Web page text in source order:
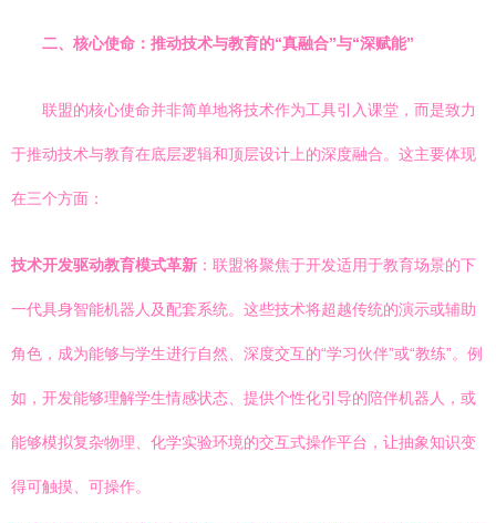
二、核心使命：推动技术与教育的“真融合”与“深赋能”
联盟的核心使命并非简单地将技术作为工具引入课堂，而是致力
于推动技术与教育在底层逻辑和顶层设计上的深度融合。这主要体现
在三个方面：
技术开发驱动教育模式革新 ：联盟将聚焦于开发适用于教育场景的下
一代具身智能机器人及配套系统。这些技术将超越传统的演示或辅助
角色，成为能够与学生进行自然、深度交互的“学习伙伴”或“教练”。例
如，开发能够理解学生情感状态、提供个性化引导的陪伴机器人，或
能够模拟复杂物理、化学实验环境的交互式操作平台，让抽象知识变
得可触摸、可操作。